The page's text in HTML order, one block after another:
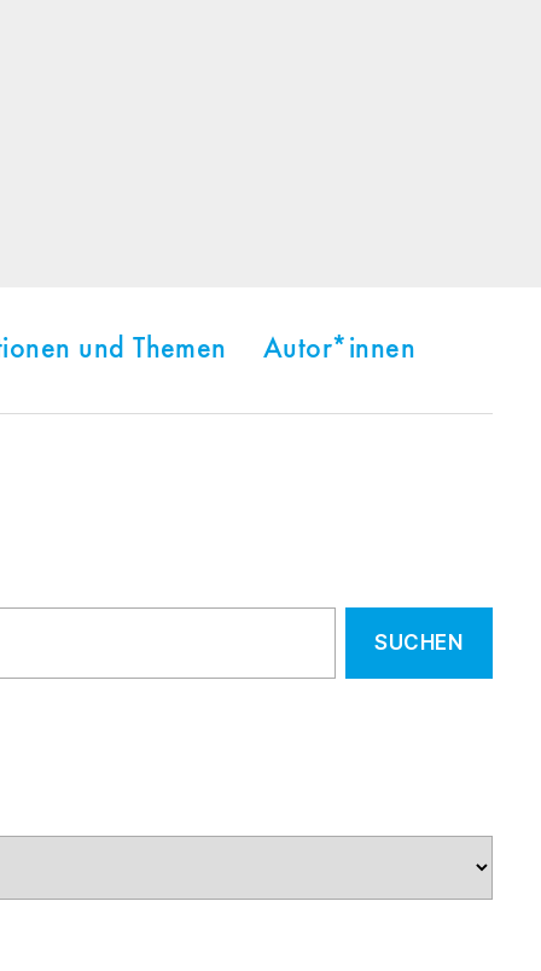
und Themen Autor*innen